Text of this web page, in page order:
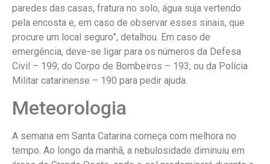
paredes das casas, fratura no solo, água suja vertendo
pela encosta e, em caso de observar esses sinais, que
procure um local seguro”, detalhou. Em caso de
emergência, deve-se ligar para os números da Defesa
Civil – 199; do Corpo de Bombeiros – 193; ou da Polícia
Militar catarinense – 190 para pedir ajuda.
Meteorologia
A semana em Santa Catarina começa com melhora no
tempo. Ao longo da manhã, a nebulosidade diminuiu em